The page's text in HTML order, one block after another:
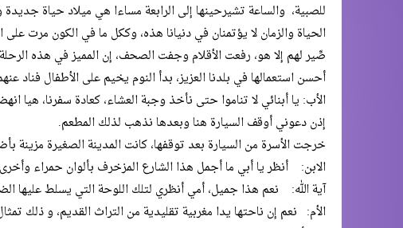
للصبية، والساعة تشيرحينها إلى الرابعة مساءا هي ميلاد حياة
الحياة والزمان لا يؤتمنان في دنيانا هذه، وككل ما في الكون مرت
صِّير لهم إلا هو، رفعت الأقلام وجفت الصحف، إن المميز في هذه
أحسن استعمالها في بلدنا العزيز، بدأ النوم يخيم على الأطفال فناد
الأب: يا أبنائي لا تناموا حتى نأخذ وجبة العشاء، كعادة سفرنا، هيا
إذن دعوني أوقف السيارة هنا وبعدها نذهب لذلك المطعم.
خرجت الأسرة من السيارة بعد توقفها، كانت المدينة الصغيرة مزينة
الابن: أنظر يا أبي ما أجمل هذا الشارع المزخرف بألوان حمراء
آية الله: نعم هذا جميل، أمي أنظري لتلك اللوحة التي يسلط عليها
الأم: نعم إن ناحتها يدا مغربية تقليدية من التراث القديم، و ذلك